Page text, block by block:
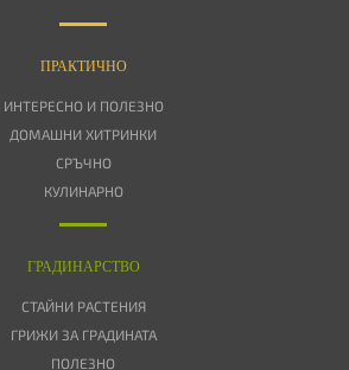
ПРАКТИЧНО
ИНТЕРЕСНО И ПОЛЕЗНО
ДОМАШНИ ХИТРИНКИ
СРЪЧНО
КУЛИНАРНО
ГРАДИНАРСТВО
СТАЙНИ РАСТЕНИЯ
ГРИЖИ ЗА ГРАДИНАТА
ПОЛЕЗНО